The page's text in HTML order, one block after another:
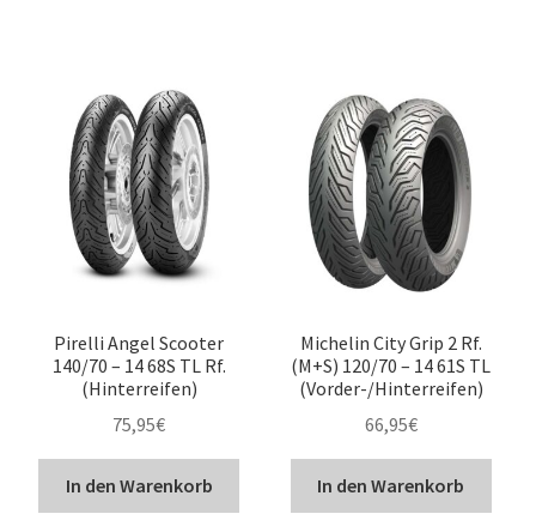
Pirelli Angel Scooter
140/70 – 14 68S TL Rf.
(Hinterreifen)
75,95€
In den Warenkorb
Michelin City Grip 2 Rf.
(M+S) 120/70 – 14 61S TL
(Vorder-/Hinterreifen)
66,95€
In den Warenkorb